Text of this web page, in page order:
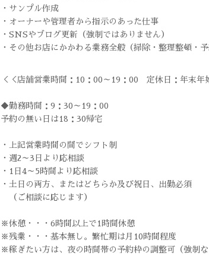
・サンプル作成
・オーナーや管理者から指示のあった仕事
・SNSやブログ更新（強制ではありません）
・その他お店にかかわる業務全般（掃除・整理整頓・
＜＜店舗営業時間：10：00～19：00 定休日：年末年
◆勤務時間：9：30～19：00
予約の無い日は18：30帰宅
・上記営業時間の間でシフト制
・週2～3日より応相談
・1日4～5時間より応相談
・土日の両方、またはどちらか及び祝日、出勤必須
（ご相談に応じます）
※休憩・・・6時間以上で1時間休憩
※残業・・・基本無し。繁忙期は月10時間程度
※稼ぎたい方は、夜の時間帯の予約枠の調整可（強制な